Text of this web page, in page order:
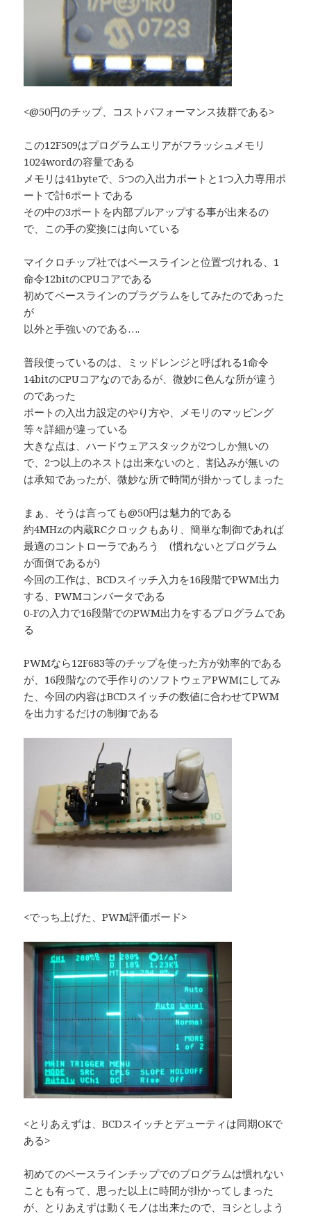
<@50円のチップ、コストパフォーマンス抜群である>
この12F509はプログラムエリアがフラッシュメモリ
1024wordの容量である
メモリは41byteで、5つの入出力ポートと1つ入力専用ポ
ートで計6ポートである
その中の3ポートを内部プルアップする事が出来るの
で、この手の変換には向いている
マイクロチップ社ではベースラインと位置づけれる、1
命令12bitのCPUコアである
初めてベースラインのプラグラムをしてみたのであった
が
以外と手強いのである….
普段使っているのは、ミッドレンジと呼ばれる1命令
14bitのCPUコアなのであるが、微妙に色んな所が違う
のであった
ポートの入出力設定のやり方や、メモリのマッピング
等々詳細が違っている
大きな点は、ハードウェアスタックが2つしか無いの
で、2つ以上のネストは出来ないのと、割込みが無いの
は承知であったが、微妙な所で時間が掛かってしまった
まぁ、そうは言っても@50円は魅力的である
約4MHzの内蔵RCクロックもあり、簡単な制御であれば
最適のコントローラであろう (慣れないとプログラム
が面倒であるが)
今回の工作は、BCDスイッチ入力を16段階でPWM出力
する、PWMコンバータである
0-Fの入力で16段階でのPWM出力をするプログラムであ
る
PWMなら12F683等のチップを使った方が効率的である
が、16段階なので手作りのソフトウェアPWMにしてみ
た、今回の内容はBCDスイッチの数値に合わせてPWM
を出力するだけの制御である
<でっち上げた、PWM評価ボード>
<とりあえずは、BCDスイッチとデューティは同期OKで
ある>
初めてのベースラインチップでのプログラムは慣れない
ことも有って、思った以上に時間が掛かってしまった
が、とりあえずは動くモノは出来たので、ヨシとしよう